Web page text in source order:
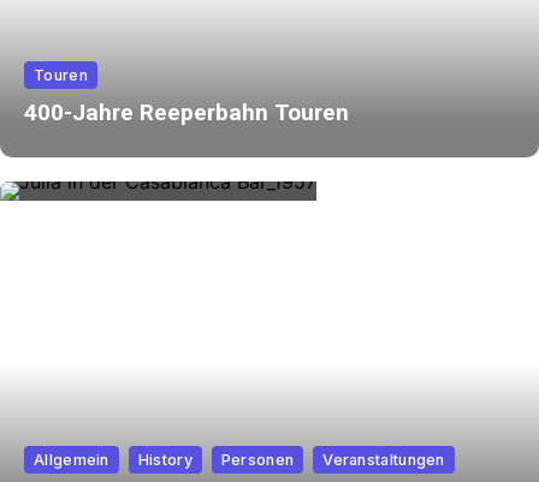
Touren
400-Jahre Reeperbahn Touren
Allgemein History Personen Veranstaltungen